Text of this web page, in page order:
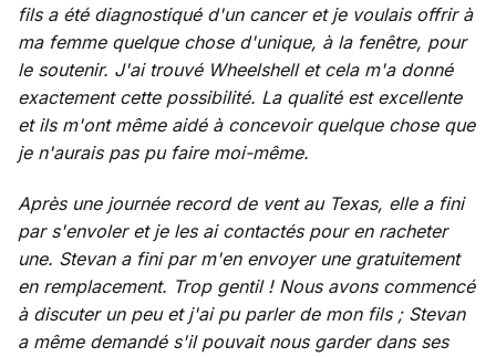
fils a été diagnostiqué d'un cancer et je voulais offrir à
ma femme quelque chose d'unique, à la fenêtre, pour
le soutenir. J'ai trouvé Wheelshell et cela m'a donné
exactement cette possibilité. La qualité est excellente
et ils m'ont même aidé à concevoir quelque chose que
je n'aurais pas pu faire moi-même.
Après une journée record de vent au Texas, elle a fini
par s'envoler et je les ai contactés pour en racheter
une. Stevan a fini par m'en envoyer une gratuitement
en remplacement. Trop gentil ! Nous avons commencé
à discuter un peu et j'ai pu parler de mon fils ; Stevan
a même demandé s'il pouvait nous garder dans ses